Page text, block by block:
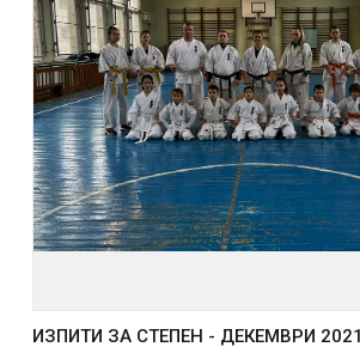
ИЗПИТИ ЗА СТЕПЕН - ДЕКЕМВРИ 2021